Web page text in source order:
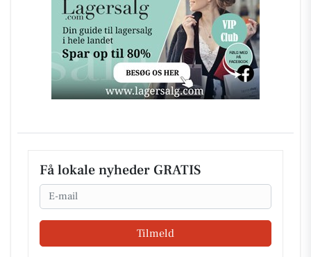
Få lokale nyheder GRATIS
Email
Tilmeld